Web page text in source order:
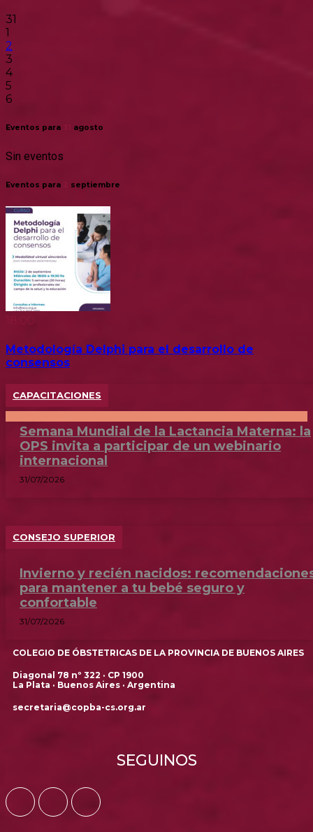
31
1
2
3
4
5
6
Eventos para agosto
Sin eventos
Eventos para septiembre
18:00
Metodología Delphi para el desarrollo de
consensos
CAPACITACIONES
Semana Mundial de la Lactancia Materna: la
OPS invita a participar de un webinario
internacional
31/07/2026
CONSEJO SUPERIOR
Invierno y recién nacidos:
para mantener a tu bebé seguro y
confortable
31/07/2026
COLEGIO DE ÓBSTETRICAS DE LA PROVINCIA DE BUENOS AIRES
Diagonal 78 nº 322 · CP 1900
La Plata · Buenos Aires · Argentina
secretaria@copba-cs.org.ar
SEGUINOS